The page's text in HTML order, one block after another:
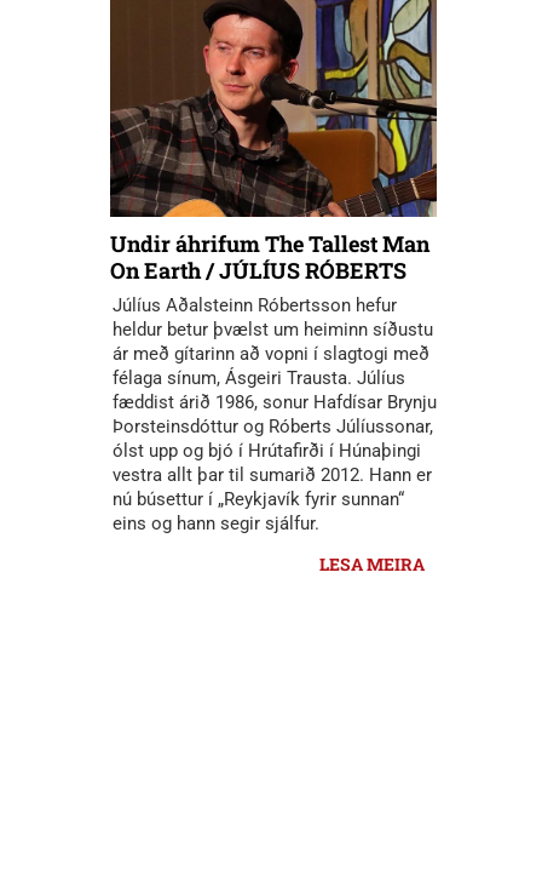
Undir áhrifum The Tallest Man
On Earth / JÚLÍUS RÓBERTS
Júlíus Aðalsteinn Róbertsson hefur
heldur betur þvælst um heiminn síðustu
ár með gítarinn að vopni í slagtogi með
félaga sínum, Ásgeiri Trausta. Júlíus
fæddist árið 1986, sonur Hafdísar Brynju
Þorsteinsdóttur og Róberts Júlíussonar,
ólst upp og bjó í Hrútafirði í Húnaþingi
vestra allt þar til sumarið 2012. Hann er
nú búsettur í „Reykjavík fyrir sunnan“
eins og hann segir sjálfur.
LESA MEIRA